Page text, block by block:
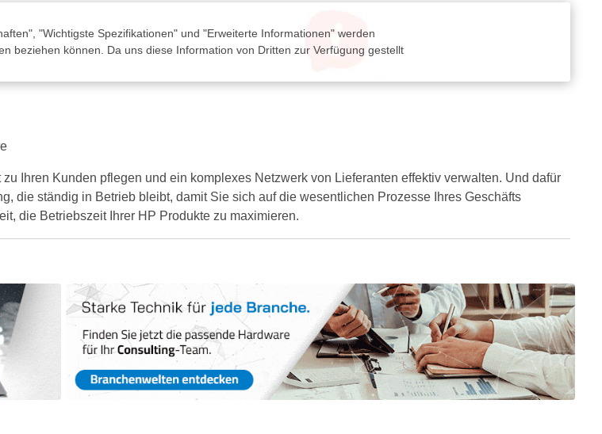
"Wichtigste Spezifikationen" und "Erweiterte Informationen" werden
beziehen können. Da uns diese Information von Dritten zur Verfügung gestellt
Ihren Kunden pflegen und ein komplexes Netzwerk von Lieferanten effektiv verwalten. Und dafür
die ständig in Betrieb bleibt, damit Sie sich auf die wesentlichen Prozesse Ihres Geschäfts
die Betriebszeit Ihrer HP Produkte zu maximieren.